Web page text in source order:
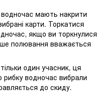
водночас мають накрити
карти. Торкатися
якщо ви торкнулися
полювання вважається
один учасник, ця
рибку водночас вибрали
до скиду.